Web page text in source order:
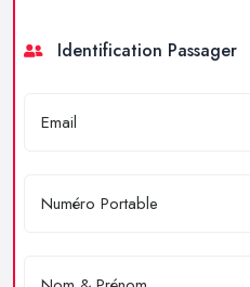
Identification Passager